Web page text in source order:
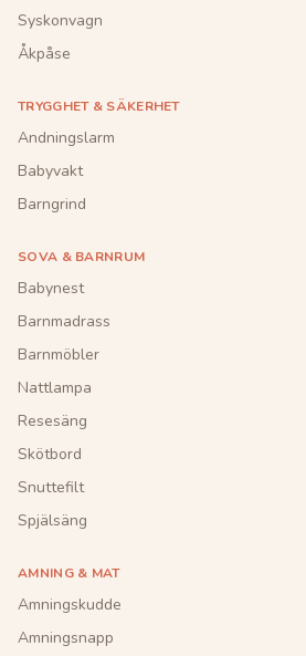
Syskonvagn
Åkpåse
TRYGGHET & SÄKERHET
Andningslarm
Babyvakt
Barngrind
SOVA & BARNRUM
Babynest
Barnmadrass
Barnmöbler
Nattlampa
Resesäng
Skötbord
Snuttefilt
Spjälsäng
AMNING & MAT
Amningskudde
Amningsnapp